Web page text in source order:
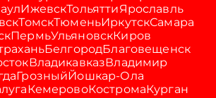
ИжевскТольяттиЯрославль
ТомскТюменьИркутскСамара
ПермьУльяновскКиров
БелгородБлаговещенск
ВладикавказВладимир
ГрозныйЙошкар-Ола
КемеровоКостромаКурган